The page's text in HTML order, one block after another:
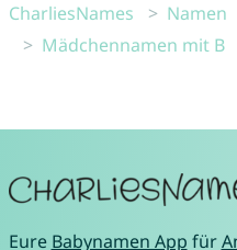
CharliesNames Namen
Mädchennamen mit B
Eure Babynamen App für